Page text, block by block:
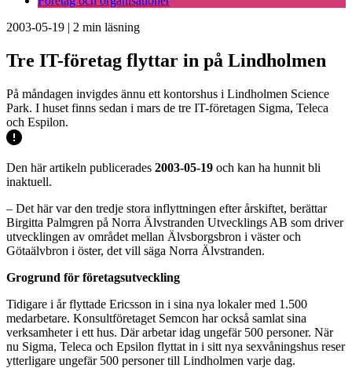
2003-05-19 | 2 min läsning
Tre IT-företag flyttar in på Lindholmen
På måndagen invigdes ännu ett kontorshus i Lindholmen Science
Park. I huset finns sedan i mars de tre IT-företagen Sigma, Teleca
och Espilon.
Den här artikeln publicerades 2003-05-19 och kan ha hunnit bli
inaktuell.
– Det här var den tredje stora inflyttningen efter årskiftet, berättar
Birgitta Palmgren på Norra Älvstranden Utvecklings AB som driver
utvecklingen av området mellan Älvsborgsbron i väster och
Götaälvbron i öster, det vill säga Norra Älvstranden.
Grogrund för företagsutveckling
Tidigare i år flyttade Ericsson in i sina nya lokaler med 1.500
medarbetare. Konsultföretaget Semcon har också samlat sina
verksamheter i ett hus. Där arbetar idag ungefär 500 personer. När
nu Sigma, Teleca och Epsilon flyttat in i sitt nya sexvåningshus reser
ytterligare ungefär 500 personer till Lindholmen varje dag.